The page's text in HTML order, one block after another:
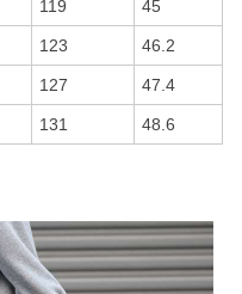
119 45
123 46.2
127 47.4
131 48.6